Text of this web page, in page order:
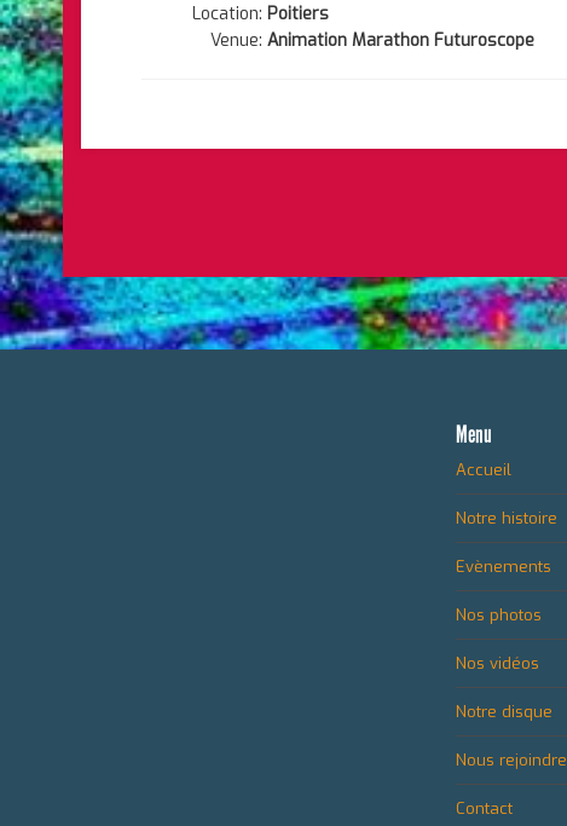
Location: Poitiers
Venue: Animation Marathon Futuroscope
Menu
Accueil
Notre histoire
Evènements
Nos photos
Nos vidéos
Notre disque
Nous rejoindre
Contact